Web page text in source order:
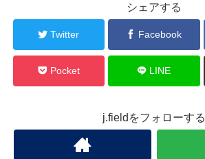
シェアする
Twitter Facebook
Pocket LINE
j.fieldをフォローする